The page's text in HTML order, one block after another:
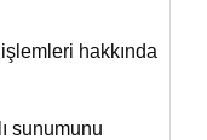
hakkında
sunumunu